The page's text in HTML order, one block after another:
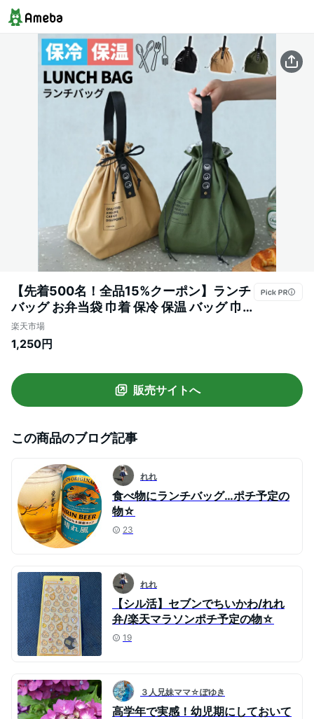
【先着500名！全品15%クーポン】ランチ
バッグ お弁当袋 巾着 保冷 保温 バッグ 巾
着バッグ 巾着 お弁当バッグ 軽量 洗える 手
提げバッグ 学校 軽量 大容量 新生活 新学期
生 高校生 大学生 水筒が入る アウトドア
[郵1]^bm1208^
楽天市場
1,250円
販売サイトへ
この商品のブログ記事
れれ
食べ物にランチバッグ…ポチ予定の
物☆
23
れれ
【シル活】セブンでちいかわ/れれ
弁/楽天マラソンポチ予定の物☆
19
３人兄妹ママ☆ぽゆき
高学年で実感！幼児期にしておいて